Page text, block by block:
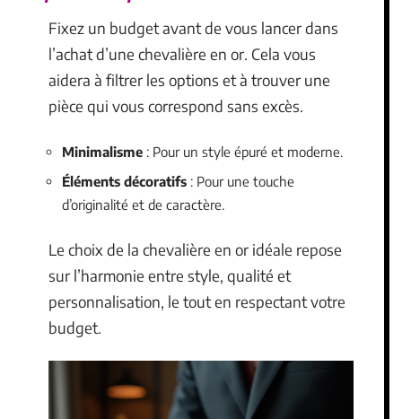
Fixez un budget avant de vous lancer dans
l’achat d’une chevalière en or. Cela vous
aidera à filtrer les options et à trouver une
pièce qui vous correspond sans excès.
Minimalisme : Pour un style épuré et moderne.
Éléments décoratifs : Pour une touche
d’originalité et de caractère.
Le choix de la chevalière en or idéale repose
sur l’harmonie entre style, qualité et
personnalisation, le tout en respectant votre
budget.